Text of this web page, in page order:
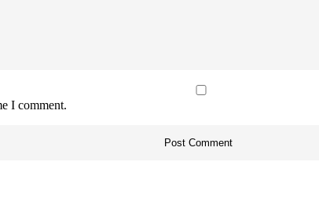
I comment.